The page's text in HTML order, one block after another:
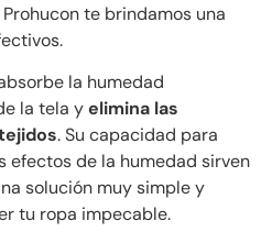
Prohucon te brindamos una
la humedad
la tela yelimina las
. Su capacidad para
efectos de la humedad sirven
solución muy simple y
tu ropa impecable.